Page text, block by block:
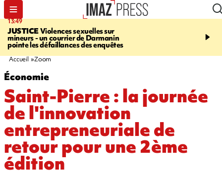
13:49
JUSTICEViolences sexuelles sur
mineurs - un courrier de Darmanin
pointe les défaillances des enquêtes
17:59
Corniche - la route du
Accueil Zoom
Économie
Saint-Pierre : la journée
de l'innovation
entrepreneuriale de
retour pour une 2ème
édition